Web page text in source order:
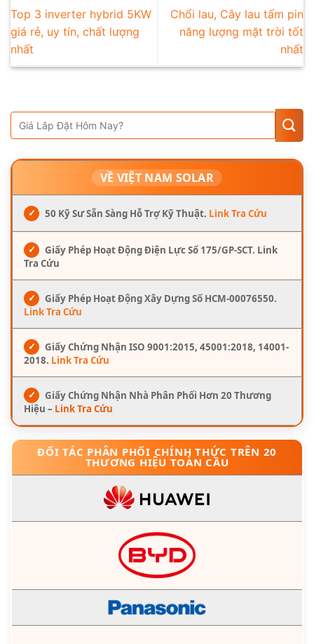
Top 3 inverter hybrid 5KW
giá rẻ, uy tín, chất lượng
nhất
Chổi lau, Cây lau tấm pin
năng lượng mặt trời tốt
nhất
VỀ VIỆT NAM SOLAR
✓ 50 Kỹ Sư Sẵn Sàng Hỗ Trợ Kỹ Thuật. Link Tra Cứu
✓
Giấy Phép Hoạt Động Điện Lực Số 175/GP-SCT. Link
Tra Cứu
✓
Giấy Phép Hoạt Động Xây Dựng Số HCM-00076550.
Link Tra Cứu
✓
Giấy Chứng Nhận ISO 9001:2015, 45001:2018, 14001-
2018. Link Tra Cứu
✓
Giấy Chứng Nhận Nhà Phân Phối Hơn 20 Thương
Hiệu – Link Tra Cứu
ĐỐI TÁC PHÂN PHỐI CHÍNH THỨC TRÊN 20
THƯƠNG HIỆU TOÀN CẦU